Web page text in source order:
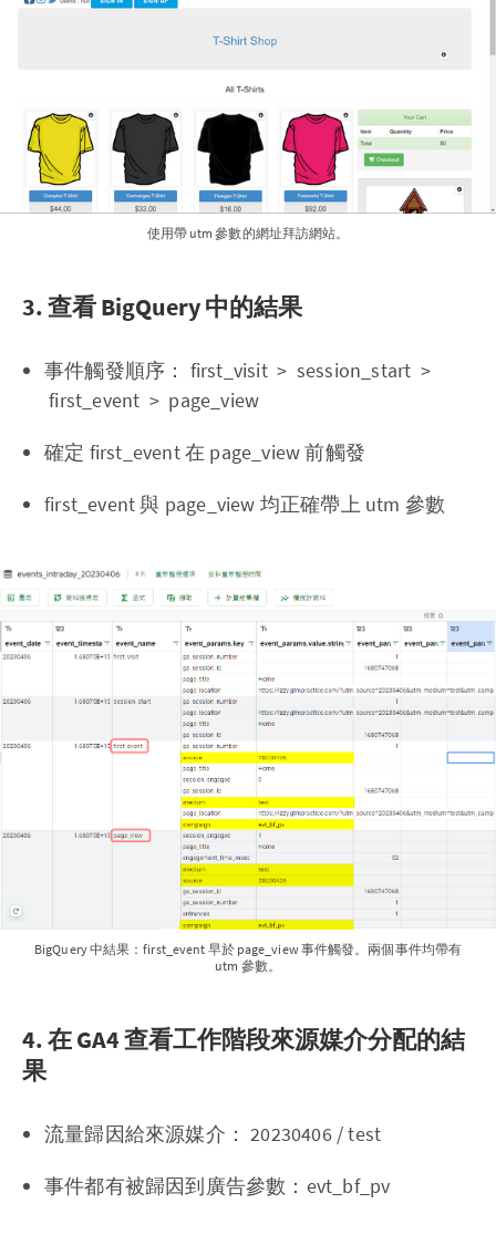
使用帶 utm 參數的網址拜訪網站。
3. 查看 BigQuery 中的結果
事件觸發順序： first_visit > session_start >
first_event > page_view
確定 first_event 在 page_view 前觸發
first_event 與 page_view 均正確帶上 utm 參數
BigQuery 中結果：first_event 早於 page_view 事件觸發。兩個事件均帶有
utm 參數。
4. 在 GA4 查看工作階段來源媒介分配的結
果
流量歸因給來源媒介： 20230406 / test
事件都有被歸因到廣告參數：evt_bf_pv